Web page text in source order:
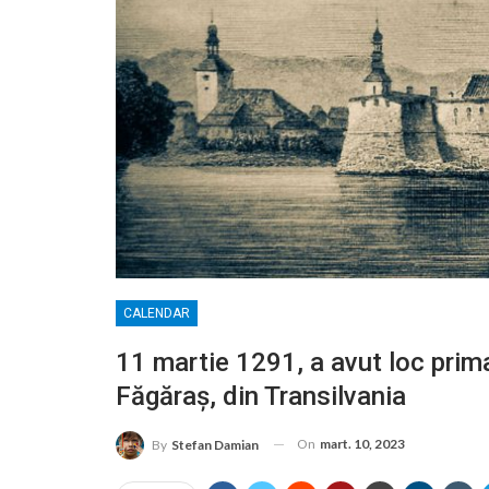
CALENDAR
11 martie 1291, a avut loc
Făgăraş, din Transilvania
By Stefan Damian On mart. 10, 2023